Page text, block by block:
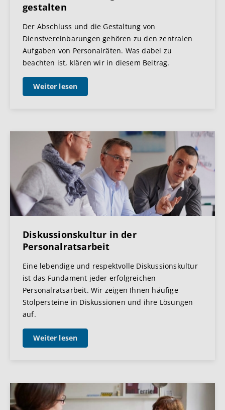
gestalten
Der Abschluss und die Gestaltung von
Dienstvereinbarungen gehören zu den zentralen
Aufgaben von Personalräten. Was dabei zu
beachten ist, klären wir in diesem Beitrag.
Weiter lesen
Diskussionskultur in der
Personalratsarbeit
Eine lebendige und respektvolle Diskussionskultur
ist das Fundament jeder erfolgreichen
Personalratsarbeit. Wir zeigen Ihnen häufige
Stolpersteine in Diskussionen und ihre Lösungen
auf.
Weiter lesen